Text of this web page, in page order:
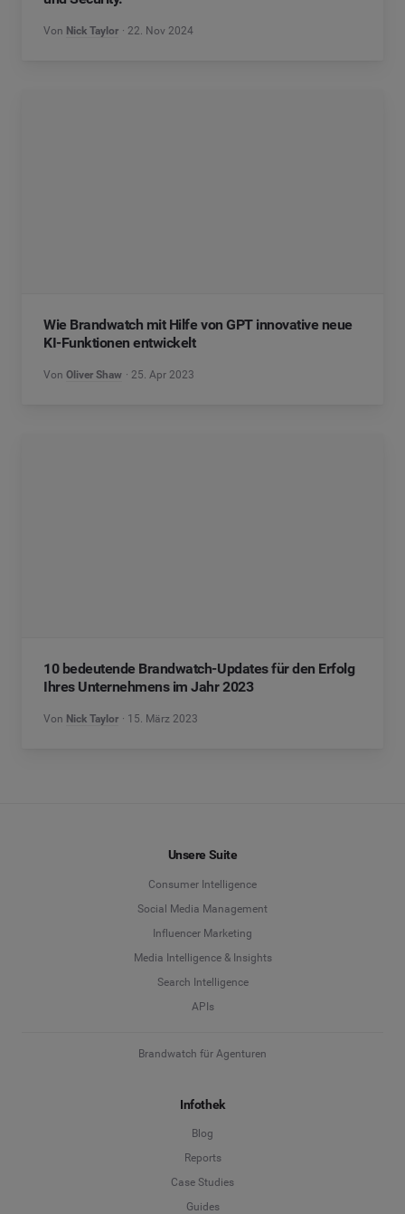
Von Nick Taylor 22. Nov 2024
Wie Brandwatch mit Hilfe von GPT innovative neue
KI-Funktionen entwickelt
Von Oliver Shaw 25. Apr 2023
10 bedeutende Brandwatch-Updates für den Erfolg
Ihres Unternehmens im Jahr 2023
Von Nick Taylor 15. März 2023
Unsere Suite
Consumer Intelligence
Social Media Management
Influencer Marketing
Media Intelligence & Insights
Search Intelligence
APIs
Brandwatch für Agenturen
Infothek
Blog
Reports
Case Studies
Guides